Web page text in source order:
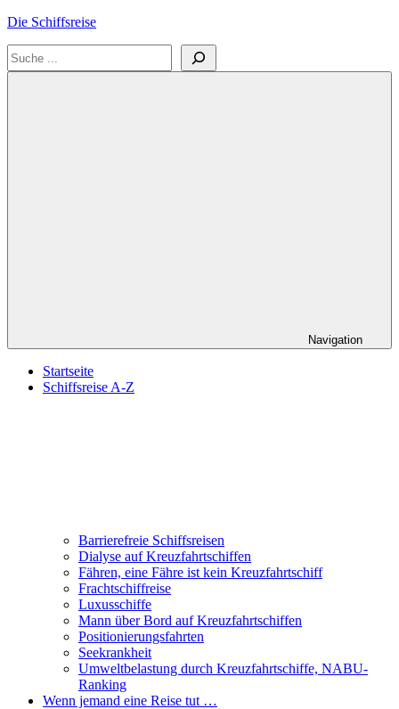
Zum
springen
Die Schiffsreise
Literatur-
Suchen
Navigation
Startseite
Schiffsreise A-Z
Barrierefreie Schiffsreisen
Dialyse auf Kreuzfahrtschiffen
Fähren, eine Fähre ist kein Kreuzfahrtschiff
Frachtschiffreise
Luxusschiffe
Mann über Bord auf Kreuzfahrtschiffen
Positionierungsfahrten
Seekrankheit
Umweltbelastung durch Kreuzfahrtschiffe, NABU-
Ranking
Wenn jemand eine Reise tut …